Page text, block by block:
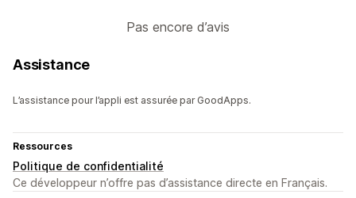
Pas encore d’avis
Assistance
L’assistance pour l’appli est assurée par GoodApps.
Ressources
Politique de confidentialité
Ce développeur n’offre pas d’assistance directe en Français.